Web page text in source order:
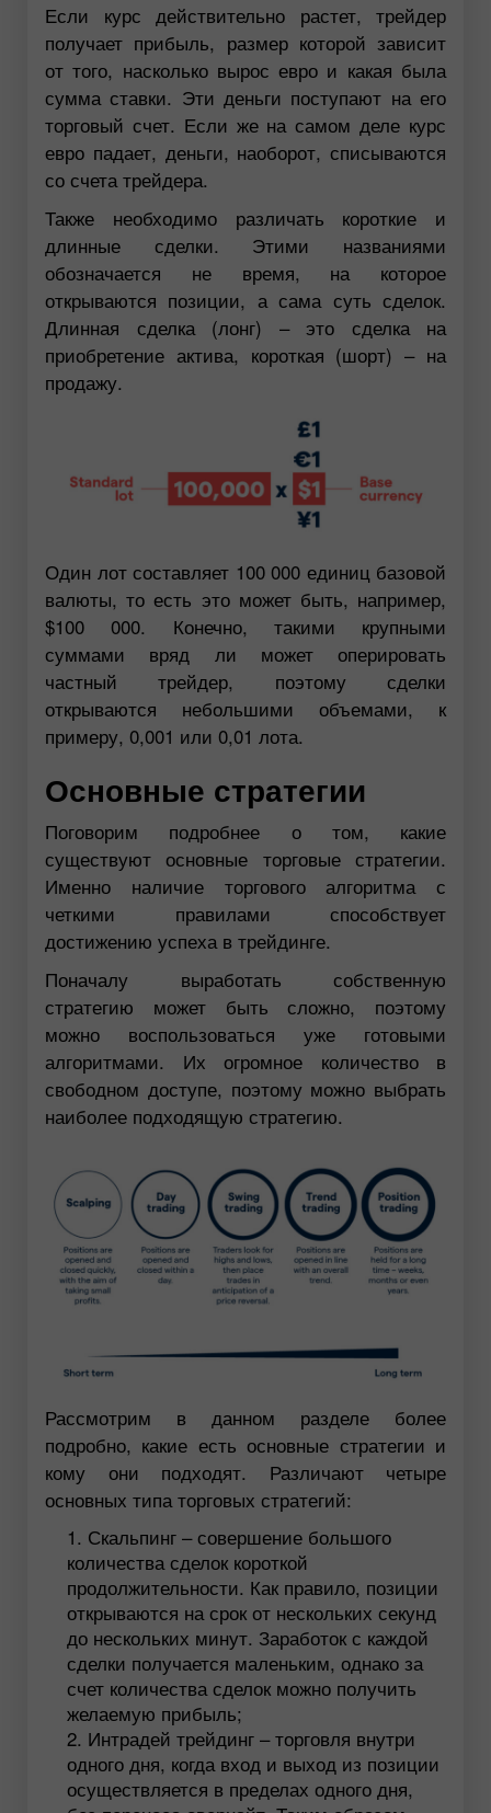
Если курс действительно растет, трейдер
получает прибыль, размер которой зависит
от того, насколько вырос евро и какая была
сумма ставки. Эти деньги поступают на его
торговый счет. Если же на самом деле курс
евро падает, деньги, наоборот, списываются
со счета трейдера.
Также необходимо различать короткие и
длинные сделки. Этими названиями
обозначается не время, на которое
открываются позиции, а сама суть сделок.
Длинная сделка (лонг) – это сделка на
приобретение актива, короткая (шорт) – на
продажу.
Один лот составляет 100 000 единиц базовой
валюты, то есть это может быть, например,
$100 000. Конечно, такими крупными
суммами вряд ли может оперировать
частный трейдер, поэтому сделки
открываются небольшими объемами, к
примеру, 0,001 или 0,01 лота.
Основные стратегии
Поговорим подробнее о том, какие
существуют основные торговые стратегии.
Именно наличие торгового алгоритма с
четкими правилами способствует
достижению успеха в трейдинге.
Поначалу выработать собственную
стратегию может быть сложно, поэтому
можно воспользоваться уже готовыми
алгоритмами. Их огромное количество в
свободном доступе, поэтому можно выбрать
наиболее подходящую стратегию.
Рассмотрим в данном разделе более
подробно, какие есть основные стратегии и
кому они подходят. Различают четыре
основных типа торговых стратегий:
Скальпинг – совершение большого
количества сделок короткой
продолжительности. Как правило, позиции
открываются на срок от нескольких секунд
до нескольких минут. Заработок с каждой
сделки получается маленьким, однако за
счет количества сделок можно получить
желаемую прибыль;
Интрадей трейдинг – торговля внутри
одного дня, когда вход и выход из позиции
осуществляется в пределах одного дня,